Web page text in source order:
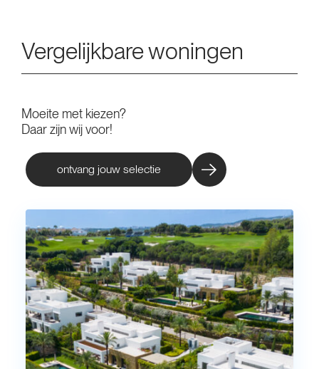
Vergelijkbare woningen
Moeite met kiezen?
Daar zijn wij voor!
ontvang jouw selectie